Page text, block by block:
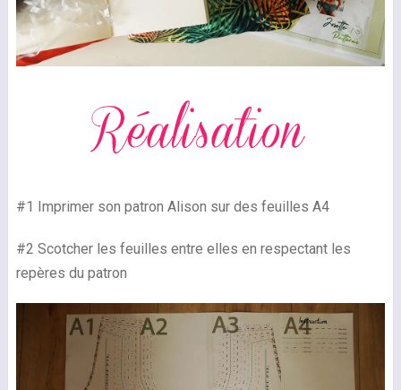
#1 Imprimer son patron Alison sur des feuilles A4
#2 Scotcher les feuilles entre elles en respectant les
repères du patron